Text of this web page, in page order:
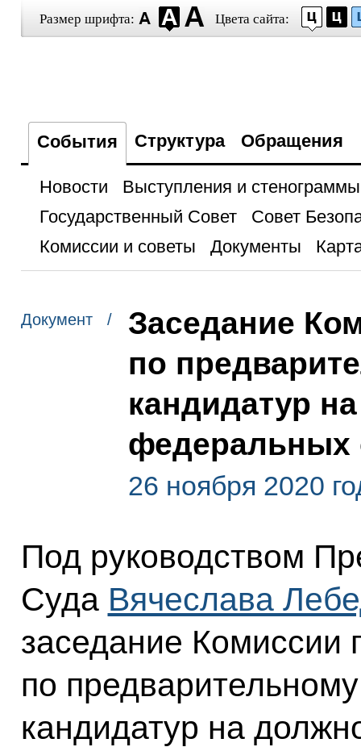
Размер шрифта: Цвета сайта:
События Структура Обращения
Новости
Выступления и стенограммы
Государственный Совет
Совет
Комиссии и советы
Документы
Документ /
Заседание
по
кандидатур
федеральных
26 ноября 2020
Под руководством
Суда Вячеслава
заседание Комиссии
по
кандидатур на